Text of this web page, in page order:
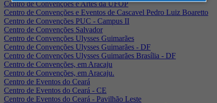
Centro de Convenções e Artes da UFOP
Centro de Convenções e Eventos de Cascavel Pedro Luiz Boaretto
Centro de Convenções PUC - Campus II
Centro de Convenções Salvador
Centro de Convenções Ulysses Guimarães
Centro de Convenções Ulysses Guimarães - DF
Centro de Convenções Ulysses Guimarães Brasília - DF
Centro de Convenções, em Aracaju
Centro de Convenções, em Aracaju.
Centro de Eventos do Ceará
Centro de Eventos do Ceará - CE
Centro de Eventos do Ceará - Pavilhão Leste